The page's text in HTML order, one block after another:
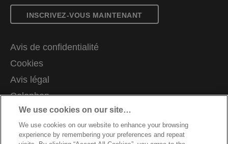
INSCRIVEZ-VOUS MAINTENANT
Avis de confidentialité
Cookies
Avis légal
Colophon
Demande de données complètes
Support client
We use cookies on our site…
We use cookies on our website to enhance your browsing
experience by remembering your preferences and repeat